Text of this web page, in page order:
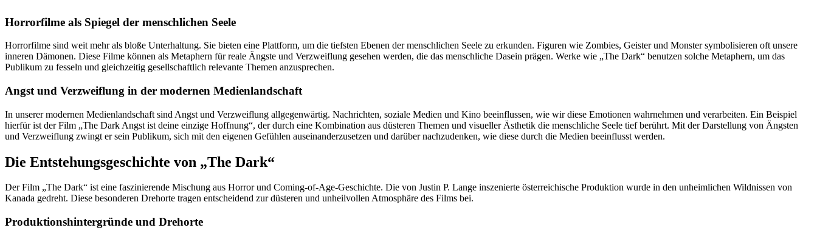
Horrorfilme als Spiegel der menschlichen Seele
Horrorfilme sind weit mehr als bloße Unterhaltung. Sie bieten eine Plattform, um die tiefsten Ebenen der menschlichen Seele zu erkunden. Figuren wie Zombies, Geister und Monster symbolisieren oft unsere
inneren Dämonen. Diese Filme können als Metaphern für reale Ängste und Verzweiflung gesehen werden, die das menschliche Dasein prägen. Werke wie „The Dark“ benutzen solche Metaphern, um das
Publikum zu fesseln und gleichzeitig gesellschaftlich relevante Themen anzusprechen.
Angst und Verzweiflung in der modernen Medienlandschaft
In unserer modernen Medienlandschaft sind Angst und Verzweiflung allgegenwärtig. Nachrichten, soziale Medien und Kino beeinflussen, wie wir diese Emotionen wahrnehmen und verarbeiten. Ein Beispiel
hierfür ist der Film „The Dark Angst ist deine einzige Hoffnung“, der durch eine Kombination aus düsteren Themen und visueller Ästhetik die menschliche Seele tief berührt. Mit der Darstellung von Ängsten
und Verzweiflung zwingt er sein Publikum, sich mit den eigenen Gefühlen auseinanderzusetzen und darüber nachzudenken, wie diese durch die Medien beeinflusst werden.
Die Entstehungsgeschichte von „The Dark“
Der Film „The Dark“ ist eine faszinierende Mischung aus Horror und Coming-of-Age-Geschichte. Die von Justin P. Lange inszenierte österreichische Produktion wurde in den unheimlichen Wildnissen von
Kanada gedreht. Diese besonderen Drehorte tragen entscheidend zur düsteren und unheilvollen Atmosphäre des Films bei.
Produktionshintergründe und Drehorte